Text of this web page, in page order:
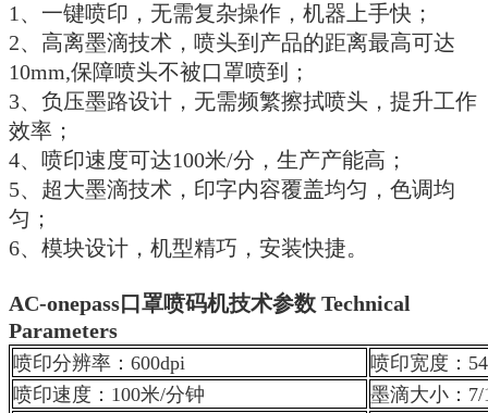
1、 一键喷印，无需复杂操作，机器上手快；
2、 高离墨滴技术，喷头到产品的距离最高可达
10mm,保障喷头不被口罩喷到；
3、 负压墨路设计，无需频繁擦拭喷头，提升工作
效率；
4、 喷印速度可达100米/分，生产产能高；
5、 超大墨滴技术，印字内容覆盖均匀，色调均
匀；
6、 模块设计，机型精巧，安装快捷。
AC-onepass口罩喷码机技术参数 Technical
Parameters
喷印分辨率：600dpi 喷印宽度：
喷印速度： 100米/分钟 墨滴大小：